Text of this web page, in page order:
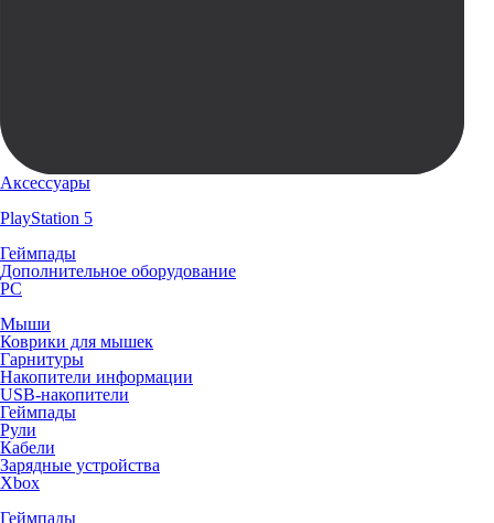
Аксессуары
PlayStation 5
Геймпады
Дополнительное оборудование
PC
Мыши
Коврики для мышек
Гарнитуры
Накопители информации
USB-накопители
Геймпады
Рули
Кабели
Зарядные устройства
Xbox
Геймпады